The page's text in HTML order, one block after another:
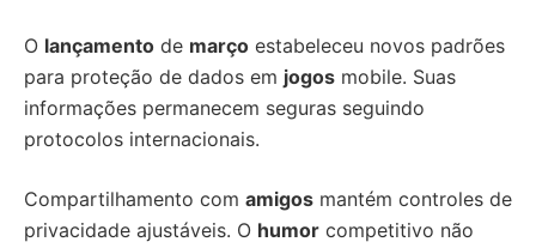
O lançamento de março estabeleceu novos padrões
para proteção de dados em jogos mobile. Suas
informações permanecem seguras seguindo
protocolos internacionais.
Compartilhamento com amigos mantém controles de
privacidade ajustáveis. O humor competitivo não